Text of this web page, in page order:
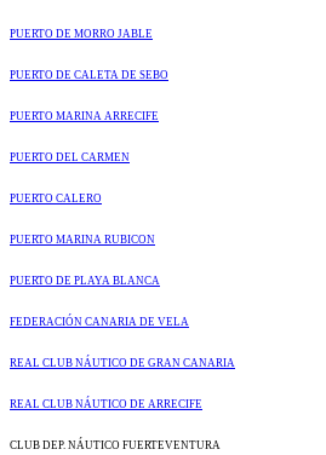
PUERTO DE MORRO JABLE
PUERTO DE CALETA DE SEBO
PUERTO MARINA ARRECIFE
PUERTO DEL CARMEN
PUERTO CALERO
PUERTO MARINA RUBICON
PUERTO DE PLAYA BLANCA
FEDERACIÓN CANARIA DE VELA
REAL CLUB NÁUTICO DE GRAN CANARIA
REAL CLUB NÁUTICO DE ARRECIFE
CLUB DEP. NÁUTICO FUERTEVENTURA